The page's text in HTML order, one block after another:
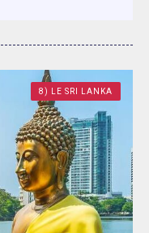
8) LE SRI LANKA